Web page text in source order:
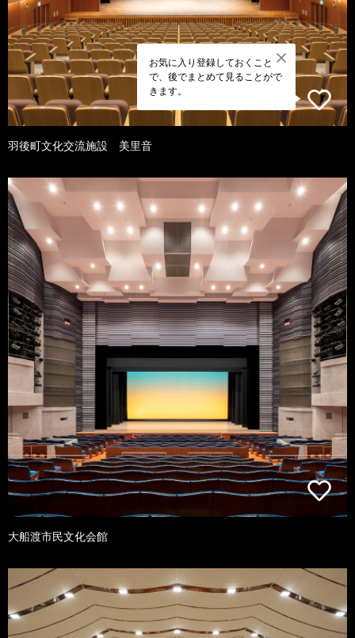
お気に入り登録しておくこと
で、後でまとめて見ることがで
きます。
羽後町文化交流施設 美里音
大船渡市民文化会館